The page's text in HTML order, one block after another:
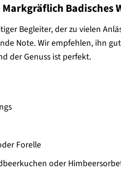
Badisches
Begleiter, der zu vielen
Note. Wir empfehlen, ihn
der Genuss ist perfekt.
Forelle
oder